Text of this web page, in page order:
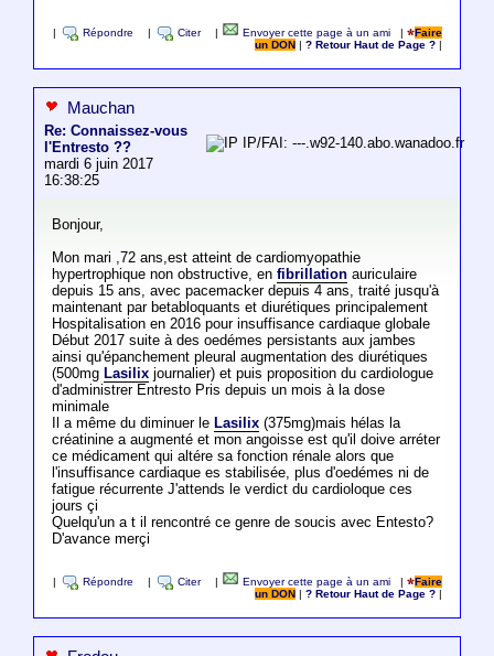
Répondre Citer Envoyer cette page à un ami |
Faire
un DON
|? Retour Haut de Page ?
Mauchan
Re: Connaissez-vous
l'Entresto ??
mardi 6 juin 2017
16:38:25
IP/FAI: ---.w92-140.abo.wanadoo.fr
Bonjour,
Mon mari ,72 ans,est atteint de cardiomyopathie
hypertrophique non obstructive, en fibrillationauriculaire
depuis 15 ans, avec pacemacker depuis 4 ans, traité jusqu'à
maintenant par betabloquants et diurétiques principalement
Hospitalisation en 2016 pour insuffisance cardiaque globale
Début 2017 suite à des oedémes persistants aux jambes
ainsi qu'épanchement pleural augmentation des diurétiques
(500mg Lasilixjournalier) et puis proposition du cardiologue
d'administrer Entresto Pris depuis un mois à la dose
minimale
Il a même du diminuer le Lasilix(375mg)mais hélas la
créatinine a augmenté et mon angoisse est qu'il doive arréter
ce médicament qui altére sa fonction rénale alors que
l'insuffisance cardiaque es stabilisée, plus d'oedémes ni de
fatigue récurrente J'attends le verdict du cardioloque ces
jours çi
Quelqu'un a t il rencontré ce genre de soucis avec Entesto?
D'avance merçi
Répondre Citer Envoyer cette page à un ami |
Faire
un DON
|? Retour Haut de Page ?